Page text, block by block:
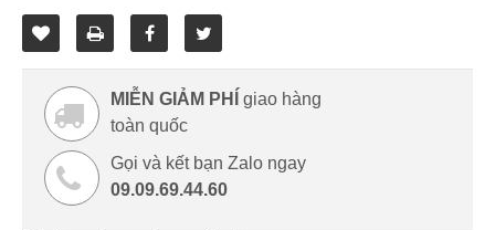
MIỄN GIẢM PHÍ
giao hàng
toàn quốc
Gọi và kết bạn Zalo ngay
09.09.69.44.60